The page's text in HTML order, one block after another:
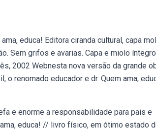
educa! Editora ciranda cultural, capa
Sem grifos e avarias. Capa e miolo
2002 Webnesta nova versão da grande
renomado educador e dr. Quem ama,
e enorme a responsabilidade para pais e
educa! // livro físico, em ótimo estado